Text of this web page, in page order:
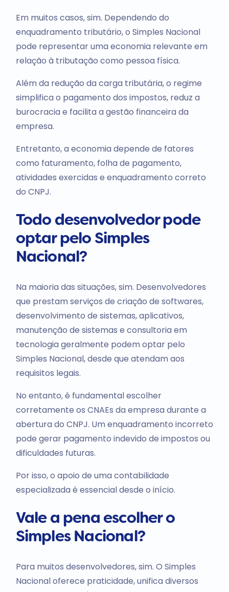
Em muitos casos, sim. Dependendo do
enquadramento tributário, o Simples Nacional
pode representar uma economia relevante em
relação à tributação como pessoa física.
Além da redução da carga tributária, o regime
simplifica o pagamento dos impostos, reduz a
burocracia e facilita a gestão financeira da
empresa.
Entretanto, a economia depende de fatores
como faturamento, folha de pagamento,
atividades exercidas e enquadramento correto
do CNPJ.
Todo desenvolvedor pode
optar pelo Simples
Nacional?
Na maioria das situações, sim. Desenvolvedores
que prestam serviços de criação de softwares,
desenvolvimento de sistemas, aplicativos,
manutenção de sistemas e consultoria em
tecnologia geralmente podem optar pelo
Simples Nacional, desde que atendam aos
requisitos legais.
No entanto, é fundamental escolher
corretamente os CNAEs da empresa durante a
abertura do CNPJ. Um enquadramento incorreto
pode gerar pagamento indevido de impostos ou
dificuldades futuras.
Por isso, o apoio de uma contabilidade
especializada é essencial desde o início.
Vale a pena escolher o
Simples Nacional?
Para muitos desenvolvedores, sim. O Simples
Nacional oferece praticidade, unifica diversos